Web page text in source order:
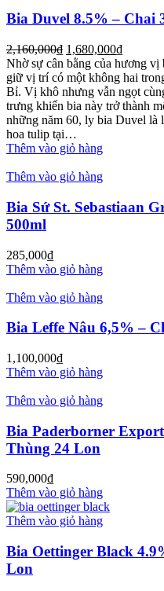
Bia Duvel 8.5% – Chai
2,160,000₫ 1,680,000₫
Nhờ sự cân bằng của hương
giữ vị trí có một không hai
Bỉ. Vị khô nhưng vẫn ngọt
trưng khiến bia này trở thành
những năm 60, ly bia Duvel là
hoa tulip tại…
Thêm vào giỏ hàng
Thêm vào giỏ hàng
Bia Sứ St. Sebastiaan
500ml
285,000₫
Thêm vào giỏ hàng
Thêm vào giỏ hàng
Bia Leffe Nâu 6,5% –
1,100,000₫
Thêm vào giỏ hàng
Thêm vào giỏ hàng
Bia Paderborner
Thùng 24 Lon
590,000₫
Thêm vào giỏ hàng
Thêm vào giỏ hàng
Bia Oettinger Black
Lon